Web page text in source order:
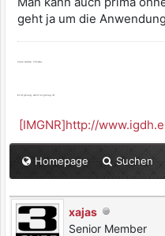
geht ja um die Anwendung
Viele Grüße, Thomas
Es ist genug, wenn es genug ist.
[IMGNR]http://
Homepage Suchen
xajas
Senior Member